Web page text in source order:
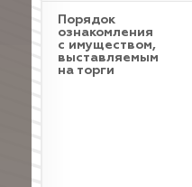
Порядок
ознакомления
с имуществом,
выставляемым
на торги